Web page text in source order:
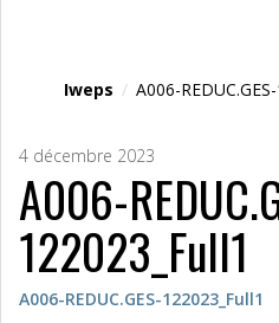
Iweps / A006-
4 décembre 2023
A006-
122023_Full1
A006-REDUC.GES-122023_Full1